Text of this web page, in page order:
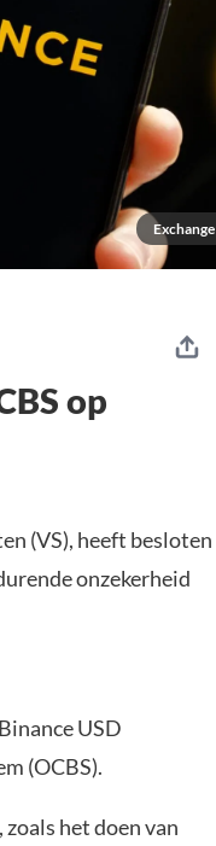
Exchange
op
(VS), heeft besloten
onzekerheid
USD
(OCBS).
het doen van